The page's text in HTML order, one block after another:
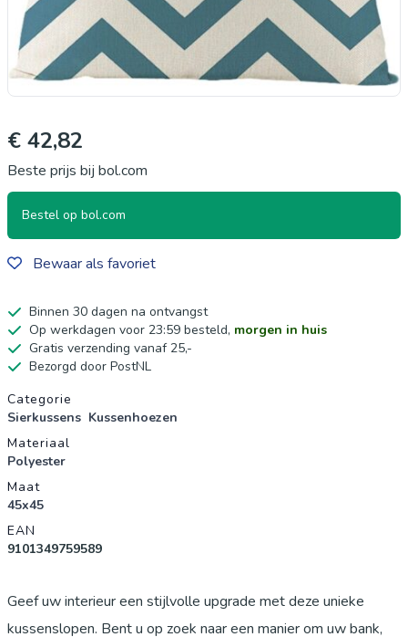
€ 42,82
Beste prijs bij bol.com
Bestel op bol.com
Bewaar als favoriet
Binnen 30 dagen na ontvangst
Op werkdagen voor 23:59 besteld, morgen in huis
Gratis verzending vanaf 25,-
Bezorgd door PostNL
Productgegevens
Categorie
Sierkussens Kussenhoezen
Materiaal
Polyester
Maat
45x45
EAN
9101349759589
Geef uw interieur een stijlvolle upgrade met deze unieke
kussenslopen. Bent u op zoek naar een manier om uw bank,